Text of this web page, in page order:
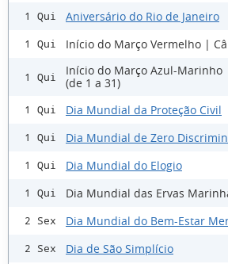
1 Qui Aniversário do Rio de Janeiro
1 Qui Início do Março Vermelho |
1 Qui
Início do Março Azul-Marinho
(de 1 a 31)
1 Qui Dia Mundial da Proteção Civil
1 Qui Dia Mundial de Zero
1 Qui Dia Mundial do Elogio
1 Qui Dia Mundial das Ervas
2 Sex Dia Mundial do Bem-Estar
2 Sex Dia de São Simplício